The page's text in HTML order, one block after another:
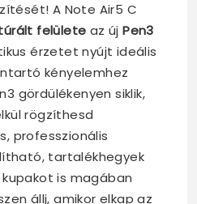
A Note Air5 C
felülete az újPen3
érzetet nyújt ideális
kényelemhez
gördülékenyen siklik,
rögzíthesd
professzionális
tartalékhegyek
is magában
állj, amikor elkap az